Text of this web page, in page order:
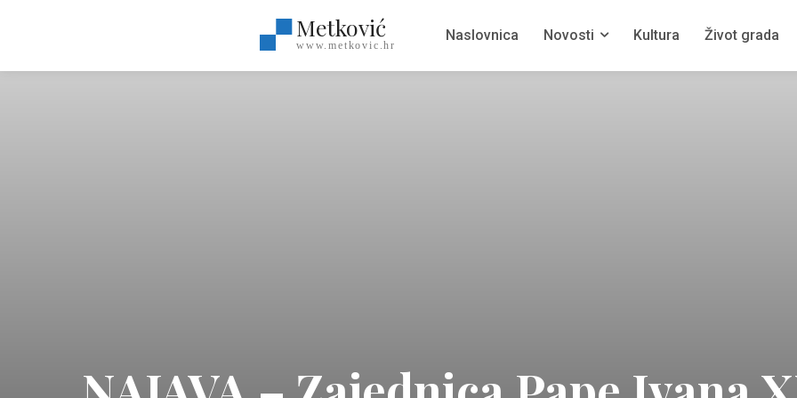
Metković
www.metkovic.hr
Naslovnica Novosti Kultura Život grada